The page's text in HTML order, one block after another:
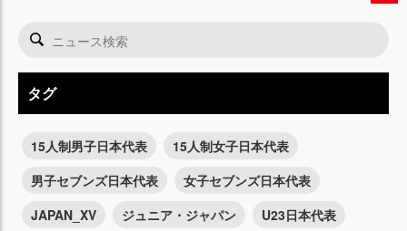
タグ
15人制男子日本代表
15人制女子日本代表
男子セブンズ日本代表
女子セブンズ日本代表
JAPAN_XV
ジュニア・ジャパン
U23日本代表